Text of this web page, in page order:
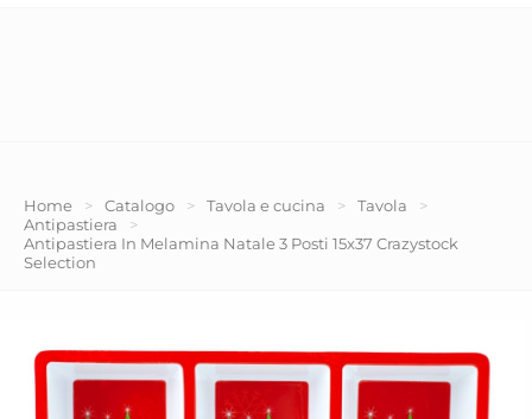
Home > Catalogo > Tavola e cucina > Tavola
>
Antipastiera
>
Antipastiera In Melamina Natale 3 Posti 15x37 Crazystock
Selection